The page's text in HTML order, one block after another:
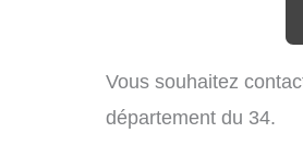
Vous souhaitez
département du 34.